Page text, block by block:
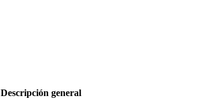
Descripción general